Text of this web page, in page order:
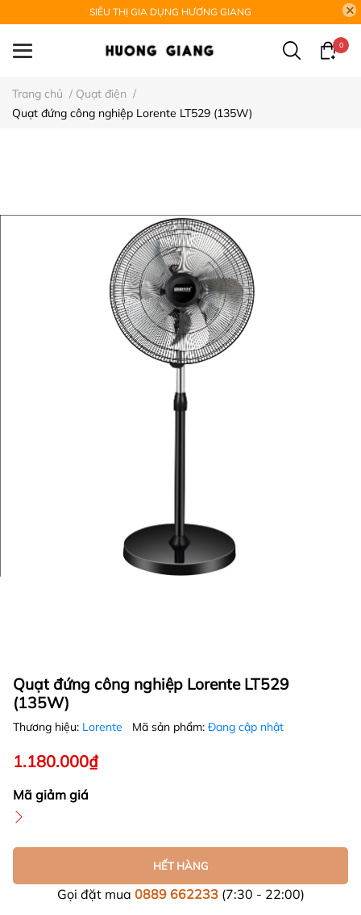
SIÊU THỊ GIA DỤNG HƯƠNG GIANG
0
Trang chủ / Quạt điện /
Quạt đứng công nghiệp Lorente LT529 (135W)
Quạt đứng công nghiệp Lorente LT529
(135W)
Thương hiệu: Lorente Mã sản phẩm: Đang cập nhật
1.180.000₫
Mã giảm giá
HẾT HÀNG
Gọi đặt mua 0889 662233(7:30 - 22:00)